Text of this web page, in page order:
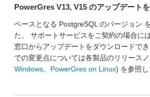
イベント・セミナー
イベント・セミナー
セミナー資料
オープンソース活動
採用情報
PowerGres V13, V15 のアップデート
ベースとなる PostgreSQL のバージョン
た。 サポートサービスをご契約の場合に
窓口からアップデートをダウンロードで
での変更点については各製品のリリース
Windows、 PowerGres on Linux) を参照し